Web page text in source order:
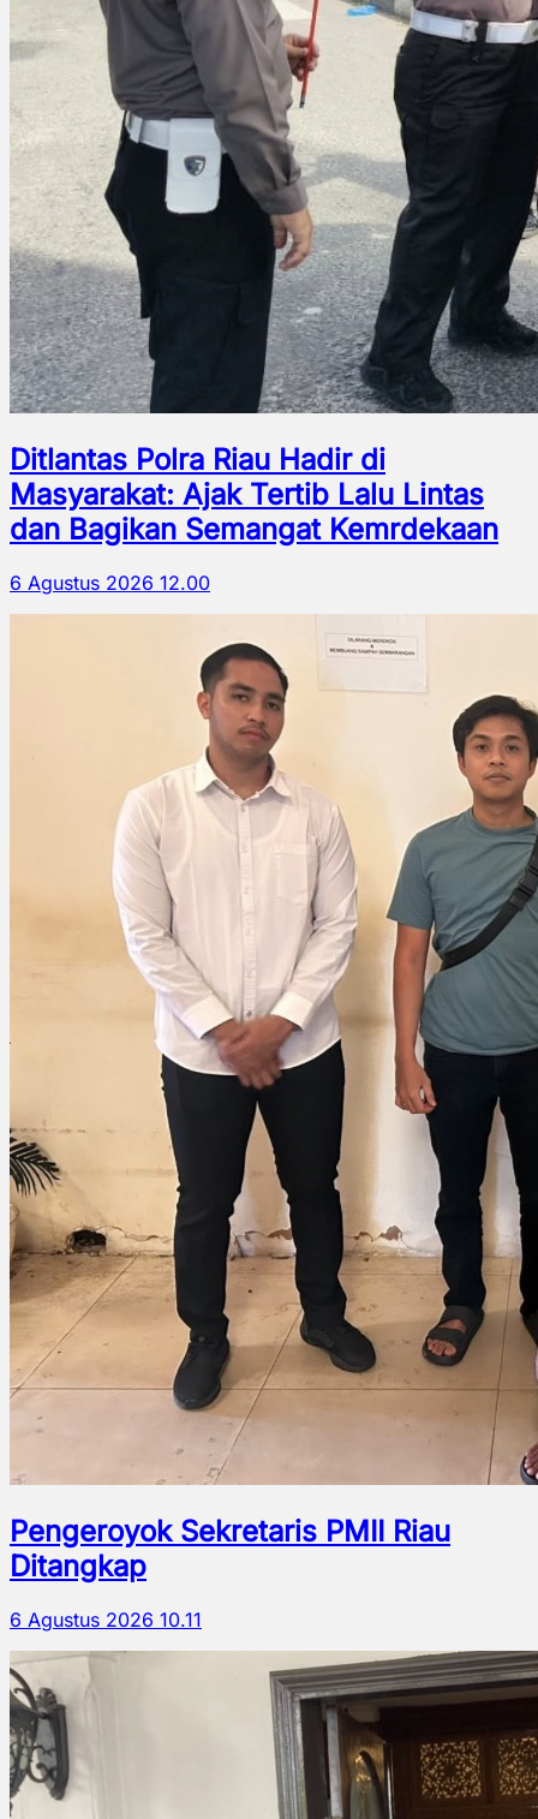
Ditlantas Polra Riau Hadir di
Masyarakat: Ajak Tertib Lalu Lintas
dan Bagikan Semangat Kemrdekaan
6 Agustus 2026 12.00
Pengeroyok Sekretaris PMII Riau
Ditangkap
6 Agustus 2026 10.11